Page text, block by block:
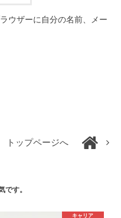
ウザーに自分の名前、メー
トップページへ
です。
キャリア